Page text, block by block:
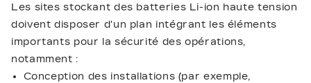
Les sites stockant des batteries Li-ion haute tension
doivent disposer d'un plan intégrant les éléments
importants pour la sécurité des opérations,
notamment :
Conception des installations (par exemple,